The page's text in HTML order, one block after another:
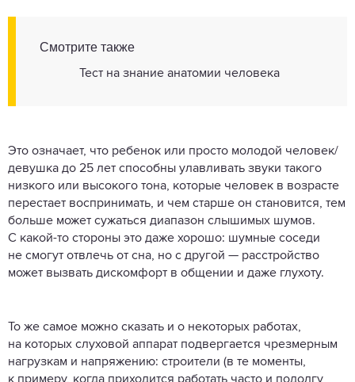
Смотрите также
Тест на знание анатомии человека
Это означает, что ребенок или просто молодой человек/
девушка до 25 лет способны улавливать звуки такого
низкого или высокого тона, которые человек в возрасте
перестает воспринимать, и чем старше он становится, тем
больше может сужаться диапазон слышимых шумов.
С какой-то стороны это даже хорошо: шумные соседи
не смогут отвлечь от сна, но с другой — расстройство
может вызвать дискомфорт в общении и даже глухоту.
То же самое можно сказать и о некоторых работах,
на которых слуховой аппарат подвергается чрезмерным
нагрузкам и напряжению: строители (в те моменты,